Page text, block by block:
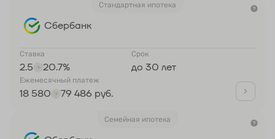
Стандартная ипотека
Сбербанк
Ставка
2.5 20.7%
Срок
до 30 лет
Ежемесячный платеж
18 580 79 486 руб.
Семейная ипотека